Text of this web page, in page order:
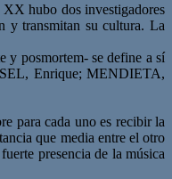
hubo dos investigadores
y transmitan su cultura. La
y posmortem- se define a sí
Enrique; MENDIETA,
para cada uno es recibir la
que media entre el otro
presencia de la música